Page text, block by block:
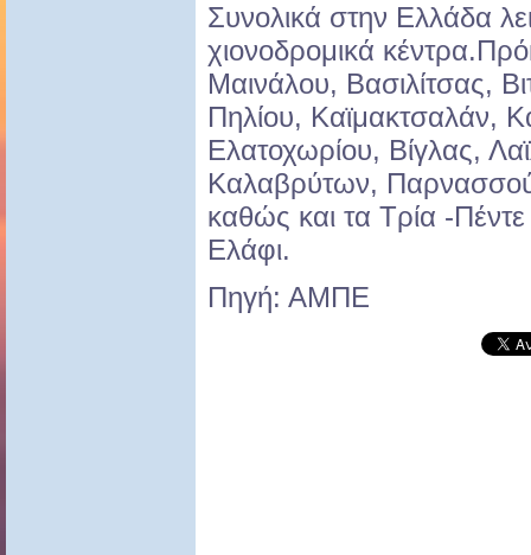
Συνολικά στην Ελλάδα
χιονοδρομικά
Μαινάλου, Βασιλίτσας,
Πηλίου, Καϊμακτσαλάν,
Ελατοχωρίου, Βίγλας,
Καλαβρύτων,
καθώς και τα Τρία -
Ελάφι.
Πηγή: ΑΜΠΕ